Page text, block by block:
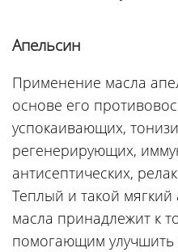
Апельсин
Применение масла
основе его
успокаивающих,
регенерирующих,
антисептических,
Теплый и такой
масла принадлежит к
помогающим улучшить